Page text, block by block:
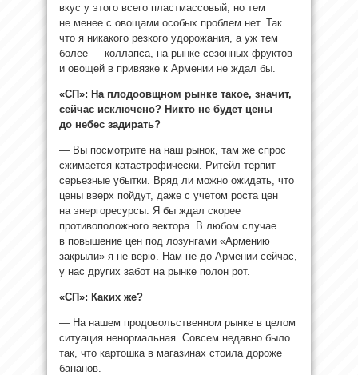
вкус у этого всего пластмассовый, но тем
не менее с овощами особых проблем нет. Так
что я никакого резкого удорожания, а уж тем
более — коллапса, на рынке сезонных фруктов
и овощей в привязке к Армении не ждал бы.
«СП»: На плодоовщном рынке такое, значит,
сейчас исключено? Никто не будет цены
до небес задирать?
— Вы посмотрите на наш рынок, там же спрос
сжимается катастрофически. Ритейл терпит
серьезные убытки. Вряд ли можно ожидать, что
цены вверх пойдут, даже с учетом роста цен
на энергоресурсы. Я бы ждал скорее
противоположного вектора. В любом случае
в повышение цен под лозунгами «Армению
закрыли» я не верю. Нам не до Армении сейчас,
у нас других забот на рынке полон рот.
«СП»: Каких же?
— На нашем продовольственном рынке в целом
ситуация ненормальная. Совсем недавно было
так, что картошка в магазинах стоила дороже
бананов.